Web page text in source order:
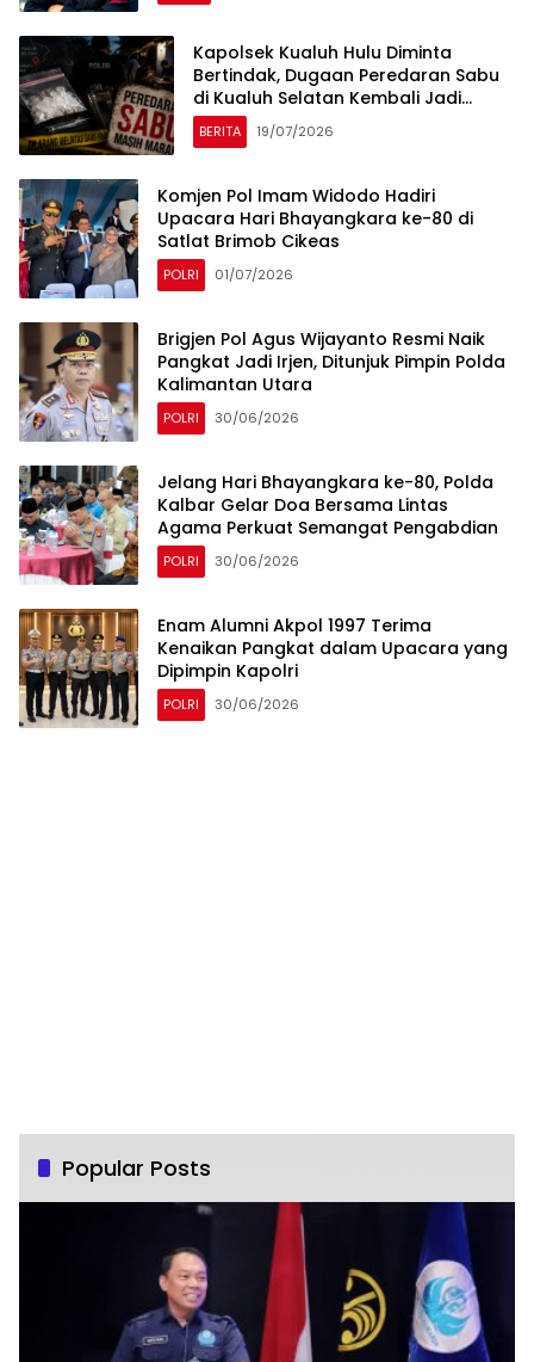
Kapolsek Kualuh Hulu Diminta
Bertindak, Dugaan Peredaran Sabu
di Kualuh Selatan Kembali Jadi
Sorotan Warga
BERITA 19/07/2026
Komjen Pol Imam Widodo Hadiri
Upacara Hari Bhayangkara ke-80 di
Satlat Brimob Cikeas
POLRI 01/07/2026
Brigjen Pol Agus Wijayanto Resmi Naik
Pangkat Jadi Irjen, Ditunjuk Pimpin Polda
Kalimantan Utara
POLRI 30/06/2026
Jelang Hari Bhayangkara ke-80, Polda
Kalbar Gelar Doa Bersama Lintas
Agama Perkuat Semangat Pengabdian
POLRI 30/06/2026
Enam Alumni Akpol 1997 Terima
Kenaikan Pangkat dalam Upacara yang
Dipimpin Kapolri
POLRI 30/06/2026
Popular Posts